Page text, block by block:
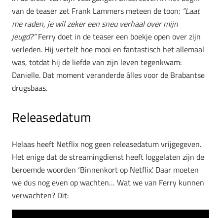
van de teaser zet Frank Lammers meteen de toon: ”Laat
me raden, je wil zeker een sneu verhaal over mijn
jeugd?”Ferry doet in de teaser een boekje open over zijn
verleden. Hij vertelt hoe mooi en fantastisch het allemaal
was, totdat hij de liefde van zijn leven tegenkwam:
Danielle. Dat moment veranderde álles voor de Brabantse
drugsbaas.
Releasedatum
Helaas heeft Netflix nog geen releasedatum vrijgegeven.
Het enige dat de streamingdienst heeft loggelaten zijn de
beroemde woorden ‘Binnenkort op Netflix’. Daar moeten
we dus nog even op wachten… Wat we van Ferry kunnen
verwachten? Dit: